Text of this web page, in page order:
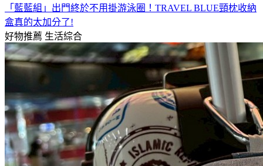
「藍藍組」出門終於不用掛游泳圈！TRAVEL BLUE頸枕收納
盒真的太加分了!
好物推薦 生活綜合